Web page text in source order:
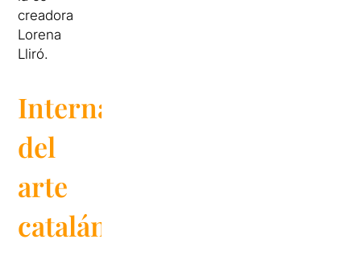
creadora
Lorena
Lliró.
Internacionalitzación
del
arte
catalán